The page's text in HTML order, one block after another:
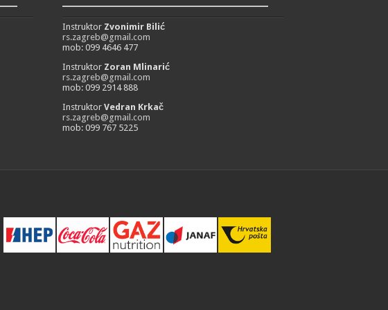
Instruktor Zvonimir Bilić
rs.zagreb@gmail.com
mob: 099 4646 477
Instruktor Zoran Mlinarić
rs.zagreb@gmail.com
mob: 099 2914 888
Instruktor Vedran Krkač
rs.zagreb@gmail.com
mob: 099 767 5225